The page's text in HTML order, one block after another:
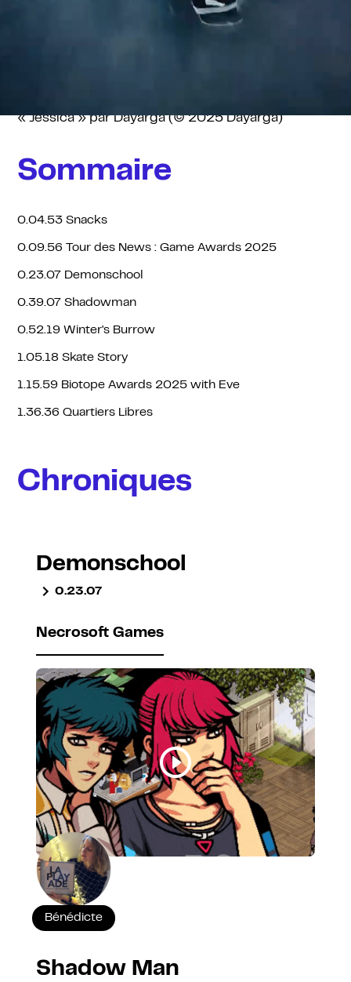
Une écoute plus tentante que la dernière tranche de
« Jessica » par Dayarga (© 2025 Dayarga)
Sommaire
0.04.53 Snacks
0.09.56 Tour des News : Game Awards 2025
0.23.07 Demonschool
0.39.07 Shadowman
0.52.19 Winter's Burrow
1.05.18 Skate Story
1.15.59 Biotope Awards 2025 with Eve
1.36.36 Quartiers Libres
Chroniques
Demonschool
0.23.07
Necrosoft Games
Bénédicte
Shadow Man